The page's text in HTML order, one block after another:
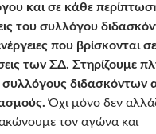
και σε κάθε
του συλλόγου
που βρίσκονται
των ΣΔ. Στηρίζουμε
διδασκόντων
Όχι μόνο δεν
τον αγώνα και